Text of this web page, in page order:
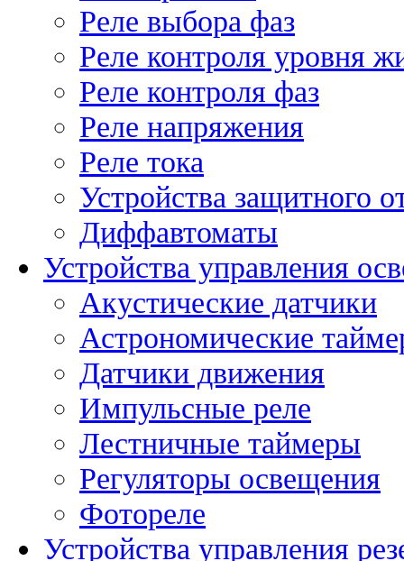
Реле выбора фаз
Реле контроля уровня
Реле контроля фаз
Реле напряжения
Реле тока
Устройства защитного
Диффавтоматы
Устройства управления
Акустические датчики
Астрономические
Датчики движения
Импульсные реле
Лестничные таймеры
Регуляторы освещения
Фотореле
Устройства управления